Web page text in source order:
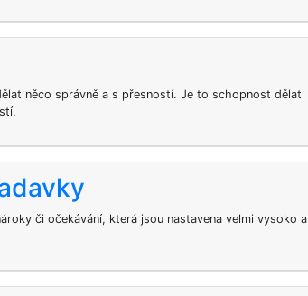
něco správně a s přesností. Je to schopnost dělat
či očekávání, která jsou nastavena velmi vysoko a